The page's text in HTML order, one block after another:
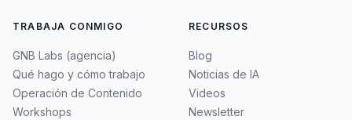
TRABAJA CONMIGO
GNB Labs (agencia)
Qué hago y cómo trabajo
Operación de Contenido
Workshops
RECURSOS
Blog
Noticias de IA
Videos
Newsletter